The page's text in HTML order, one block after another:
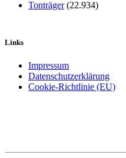
Tonträger(22.934)
Links
Impressum
Datenschutzerklärung
Cookie-Richtlinie (EU)